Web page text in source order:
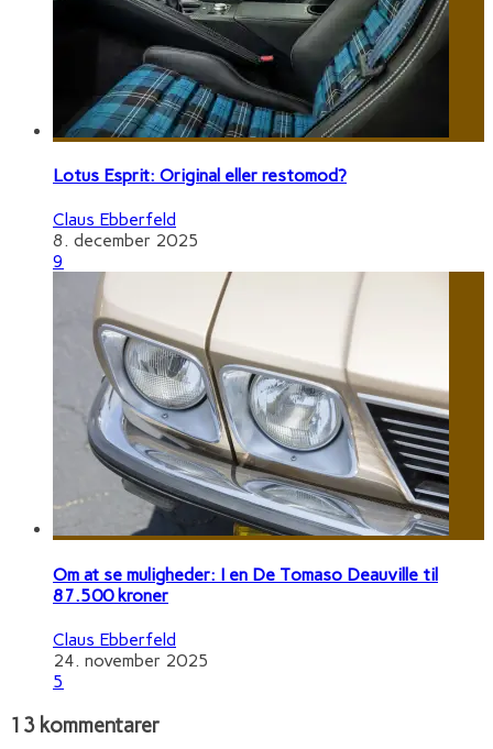
Lotus Esprit: Original eller restomod?
Claus Ebberfeld
8. december 2025
9
Om at se muligheder: I en De Tomaso Deauville til
87.500 kroner
Claus Ebberfeld
24. november 2025
5
13 kommentarer